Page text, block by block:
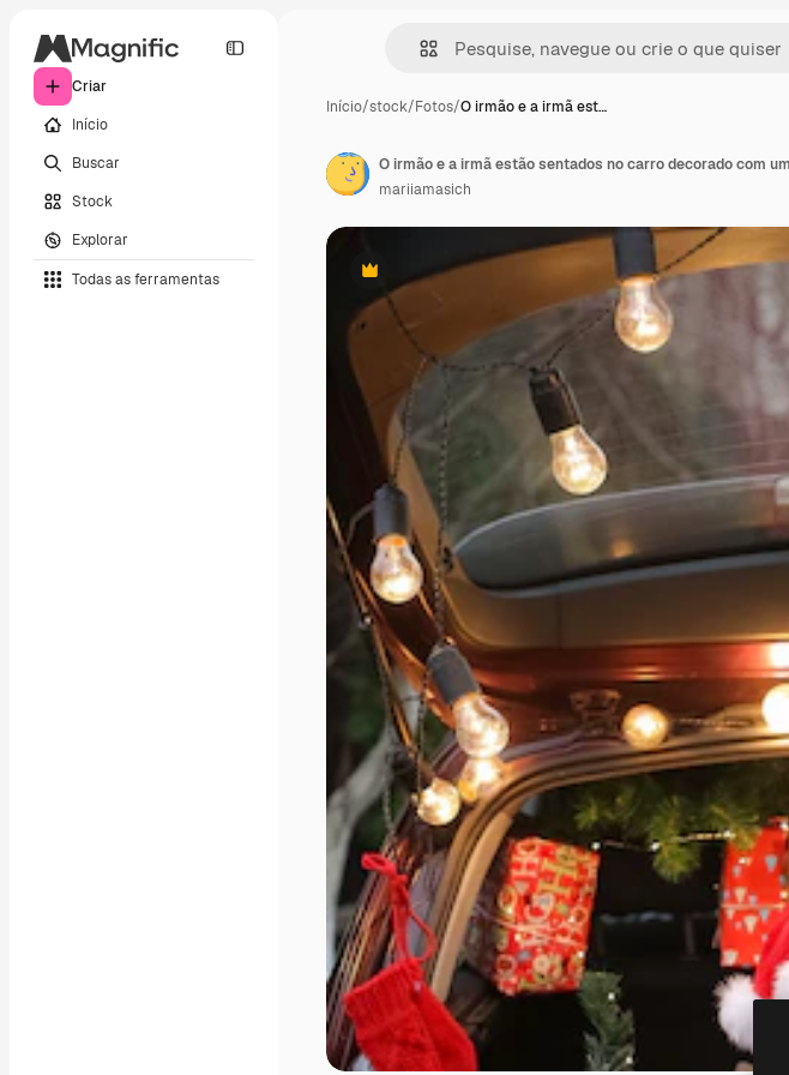
Criar
Início
Buscar
Stock
Explorar
Todas as ferramentas
Início/stock/Fotos/O irmão e a irmã est…
Premium
mariiamasich